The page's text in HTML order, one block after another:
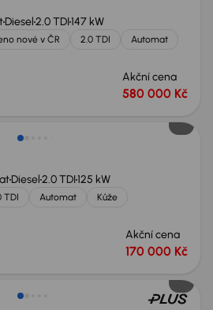
Diesel2.0 TDI147 kW
nové v ČR 2.0 TDI
Automat
Akční cena
580 000 Kč
Diesel2.0 TDI125 kW
TDI Automat
Kůže
Akční cena
170 000 Kč